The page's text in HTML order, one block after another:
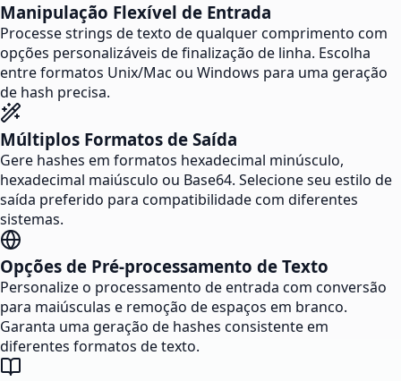
Manipulação Flexível de Entrada
Processe strings de texto de qualquer comprimento com
opções personalizáveis de finalização de linha. Escolha
entre formatos Unix/Mac ou Windows para uma geração
de hash precisa.
Múltiplos Formatos de Saída
Gere hashes em formatos hexadecimal minúsculo,
hexadecimal maiúsculo ou Base64. Selecione seu estilo de
saída preferido para compatibilidade com diferentes
sistemas.
Opções de Pré-processamento de Texto
Personalize o processamento de entrada com conversão
para maiúsculas e remoção de espaços em branco.
Garanta uma geração de hashes consistente em
diferentes formatos de texto.